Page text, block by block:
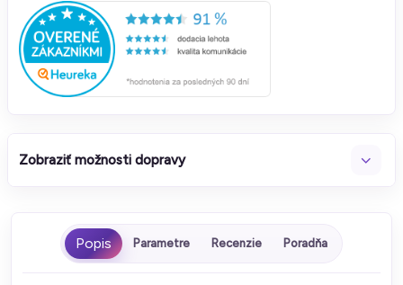
Zobraziť možnosti dopravy
Parametre Recenzie Poradňa